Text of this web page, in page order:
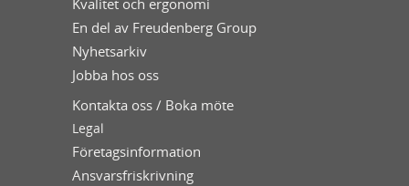
Kvalitet och ergonomi
En del av Freudenberg Group
Nyhetsarkiv
Jobba hos oss
Kontakta oss / Boka möte
Legal
Företagsinformation
Ansvarsfriskrivning